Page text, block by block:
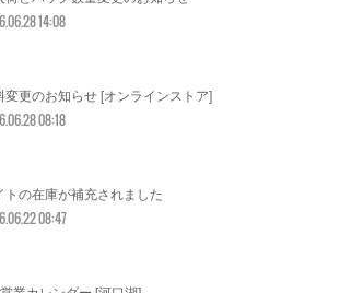
14:08
変更のお知らせ [オンラインストア]
08:18
トの在庫が補充されました
08:47